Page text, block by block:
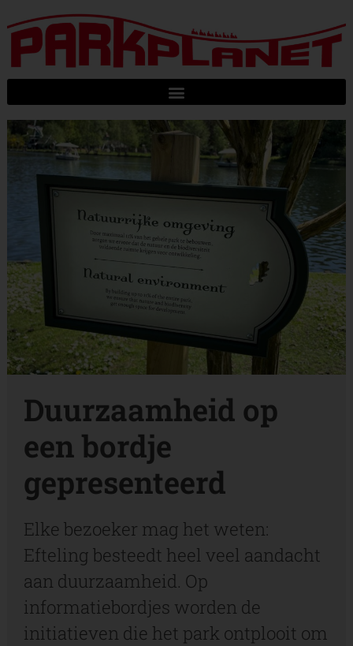
Duurzaamheid op
een bordje
gepresenteerd
Elke bezoeker mag het weten:
Efteling besteedt heel veel aandacht
aan duurzaamheid. Op
informatiebordjes worden de
initiatieven die het park ontplooit om